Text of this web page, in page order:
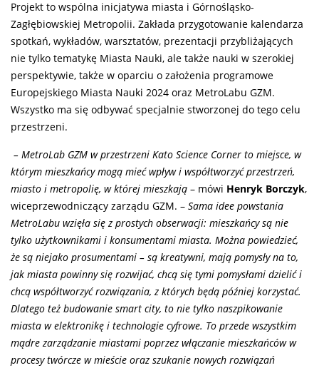
Projekt to wspólna inicjatywa miasta i Górnośląsko-
Zagłębiowskiej Metropolii. Zakłada przygotowanie kalendarza
spotkań, wykładów, warsztatów, prezentacji przybliżających
nie tylko tematykę Miasta Nauki, ale także nauki w szerokiej
perspektywie, także w oparciu o założenia programowe
Europejskiego Miasta Nauki 2024 oraz MetroLabu GZM.
Wszystko ma się odbywać specjalnie stworzonej do tego celu
przestrzeni.
– MetroLab GZM w przestrzeni Kato Science Corner to miejsce, w
którym mieszkańcy mogą mieć wpływ i współtworzyć przestrzeń,
miasto i metropolię, w której mieszkają – mówi Henryk Borczyk,
wiceprzewodniczący zarządu GZM. – Sama idee powstania
MetroLabu wzięła się z prostych obserwacji: mieszkańcy są nie
tylko użytkownikami i konsumentami miasta. Można powiedzieć,
że są niejako prosumentami – są kreatywni, mają pomysły na to,
jak miasta powinny się rozwijać, chcą się tymi pomysłami dzielić i
chcą współtworzyć rozwiązania, z których będą później korzystać.
Dlatego też budowanie smart city, to nie tylko naszpikowanie
miasta w elektronikę i technologie cyfrowe. To przede wszystkim
mądre zarządzanie miastami poprzez włączanie mieszkańców w
procesy twórcze w mieście oraz szukanie nowych rozwiązań